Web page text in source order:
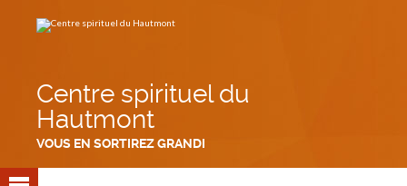
contenu.
Centre spirituel du
Hautmont
VOUS EN SORTIREZ GRANDI